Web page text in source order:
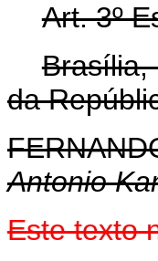
Art. 3º
Brasília,
da
Antonio
Este texto